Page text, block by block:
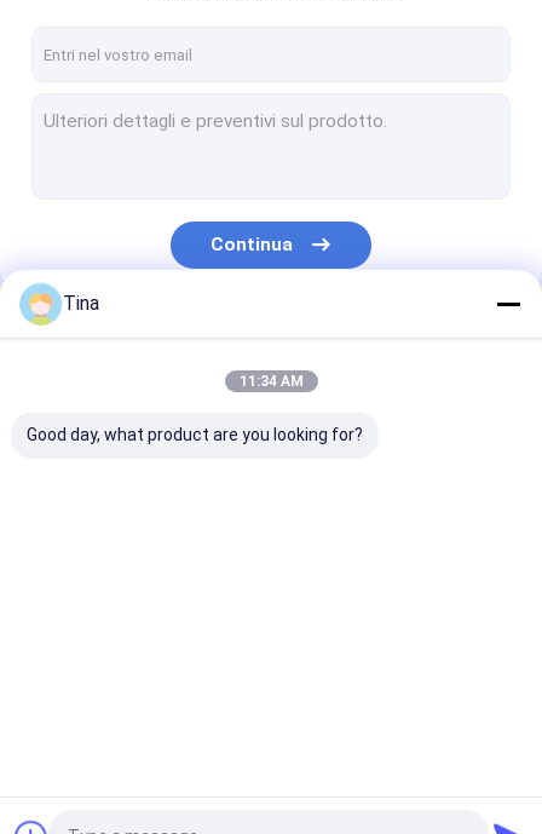
Continua
Le Nostre Categorie
Tina
11:34 AM
Good day, what product are you looking for?